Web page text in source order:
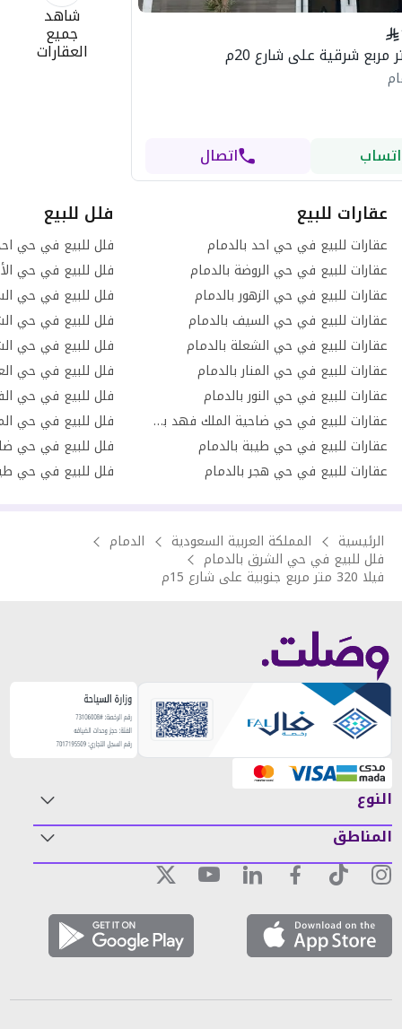
اتصال
شاهد
جميع
العقارات
عقارات للبيع
عقارات للبيع في حي احد بالدمام
عقارات للبيع في حي الروضة بالدمام
عقارات للبيع في حي الزهور بالدمام
عقارات للبيع في حي السيف بالدمام
عقارات للبيع في حي الشعلة بالدمام
عقارات للبيع في حي المنار بالدمام
عقارات للبيع في حي النور بالدمام
عقارات للبيع في حي ضاحية الملك فهد بالدمام
عقارات للبيع في حي طيبة بالدمام
عقارات للبيع في حي هجر بالدمام
فلل للبيع
فلل للبيع في حي
فلل للبيع في حي
فلل للبيع في حي
فلل للبيع في حي
فلل للبيع في حي
فلل للبيع في حي
فلل للبيع في حي
فلل للبيع في حي
فلل للبيع في حي
الرئيسية المملكة العربية السعودية الدمام
فلل للبيع في حي الشرق بالدمام
فيلا 320 متر مربع جنوبية على شارع 15م
النوع
المناطق